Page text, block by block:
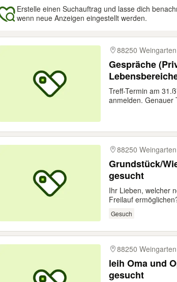
Erstelle einen Suchauftrag und lasse dich
wenn neue Anzeigen eingestellt werden.
88250 Weingarten
Gespräche
Treff-Termin am
anmelden. Genauer
88250 Weingarten
Grundstück/
gesucht
Ihr Lieben, welcher
Freilauf
Gesuch
88250 Weingarten
leih Oma und
gesucht